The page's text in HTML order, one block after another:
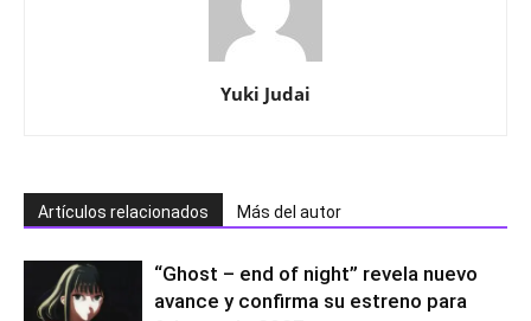
Yuki Judai
Artículos relacionados Más del autor
“Ghost – end of night” revela nuevo
avance y confirma su estreno para